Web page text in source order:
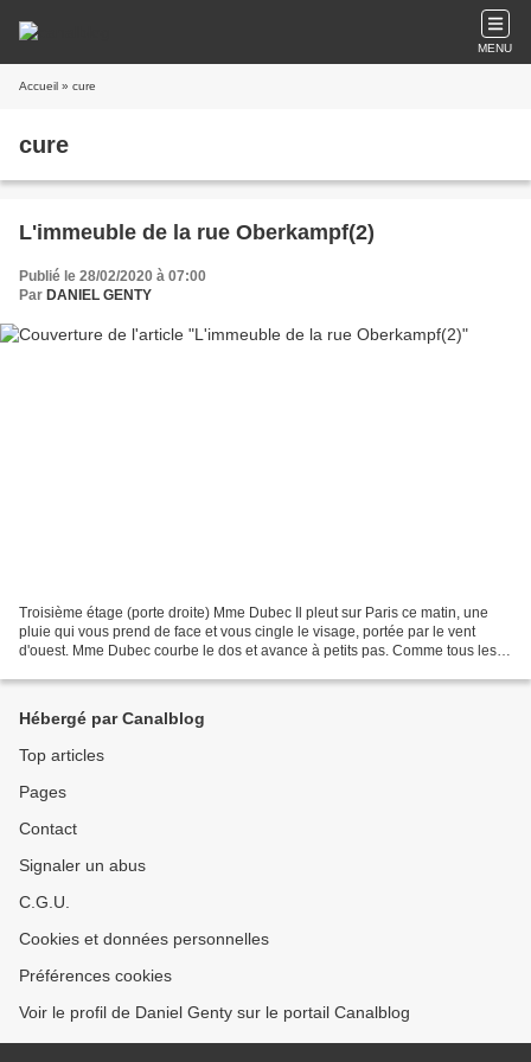
MENU
Accueil » cure
cure
L'immeuble de la rue Oberkampf(2)
Publié le 28/02/2020 à 07:00
Par DANIEL GENTY
Troisième étage (porte droite) Mme Dubec Il pleut sur Paris ce matin, une
pluie qui vous prend de face et vous cingle le visage, portée par le vent
d'ouest. Mme Dubec courbe le dos et avance à petits pas. Comme tous les
Hébergé par Canalblog
Top articles
Pages
Contact
Signaler un abus
C.G.U.
Cookies et données personnelles
Préférences cookies
Voir le profil de Daniel Genty sur le portail Canalblog